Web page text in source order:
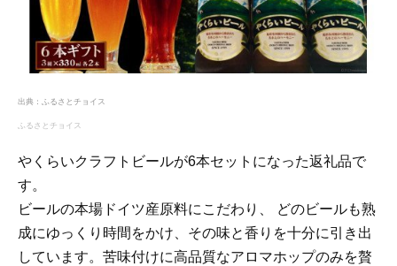
出典： ふるさとチョイス
ふるさとチョイス
やくらいクラフトビールが6本セットになった返礼品で
す。
ビールの本場ドイツ産原料にこだわり、 どのビールも熟
成にゆっくり時間をかけ、その味と香りを十分に引き出
しています。苦味付けに高品質なアロマホップのみを贅